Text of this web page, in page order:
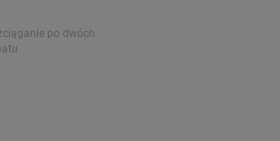
po dwóch